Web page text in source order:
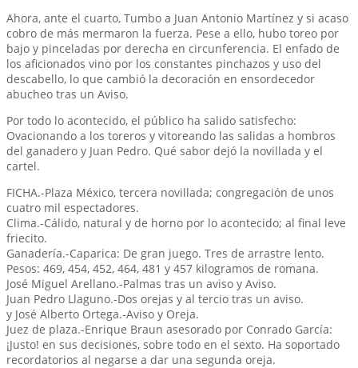
Ahora, ante el cuarto, Tumbo a Juan Antonio Martínez y si acaso
cobro de más mermaron la fuerza. Pese a ello, hubo toreo por
bajo y pinceladas por derecha en circunferencia. El enfado de
los aficionados vino por los constantes pinchazos y uso del
descabello, lo que cambió la decoración en ensordecedor
abucheo tras un Aviso.
Por todo lo acontecido, el público ha salido satisfecho:
Ovacionando a los toreros y vitoreando las salidas a hombros
del ganadero y Juan Pedro. Qué sabor dejó la novillada y el
cartel.
FICHA.-Plaza México, tercera novillada; congregación de unos
cuatro mil espectadores.
Clima.-Cálido, natural y de horno por lo acontecido; al final leve
friecito.
Ganadería.-Caparica: De gran juego. Tres de arrastre lento.
Pesos: 469, 454, 452, 464, 481 y 457 kilogramos de romana.
José Miguel Arellano.-Palmas tras un aviso y Aviso.
Juan Pedro Llaguno.-Dos orejas y al tercio tras un aviso.
y José Alberto Ortega.-Aviso y Oreja.
Juez de plaza.-Enrique Braun asesorado por Conrado García:
¡Justo! en sus decisiones, sobre todo en el sexto. Ha soportado
recordatorios al negarse a dar una segunda oreja.